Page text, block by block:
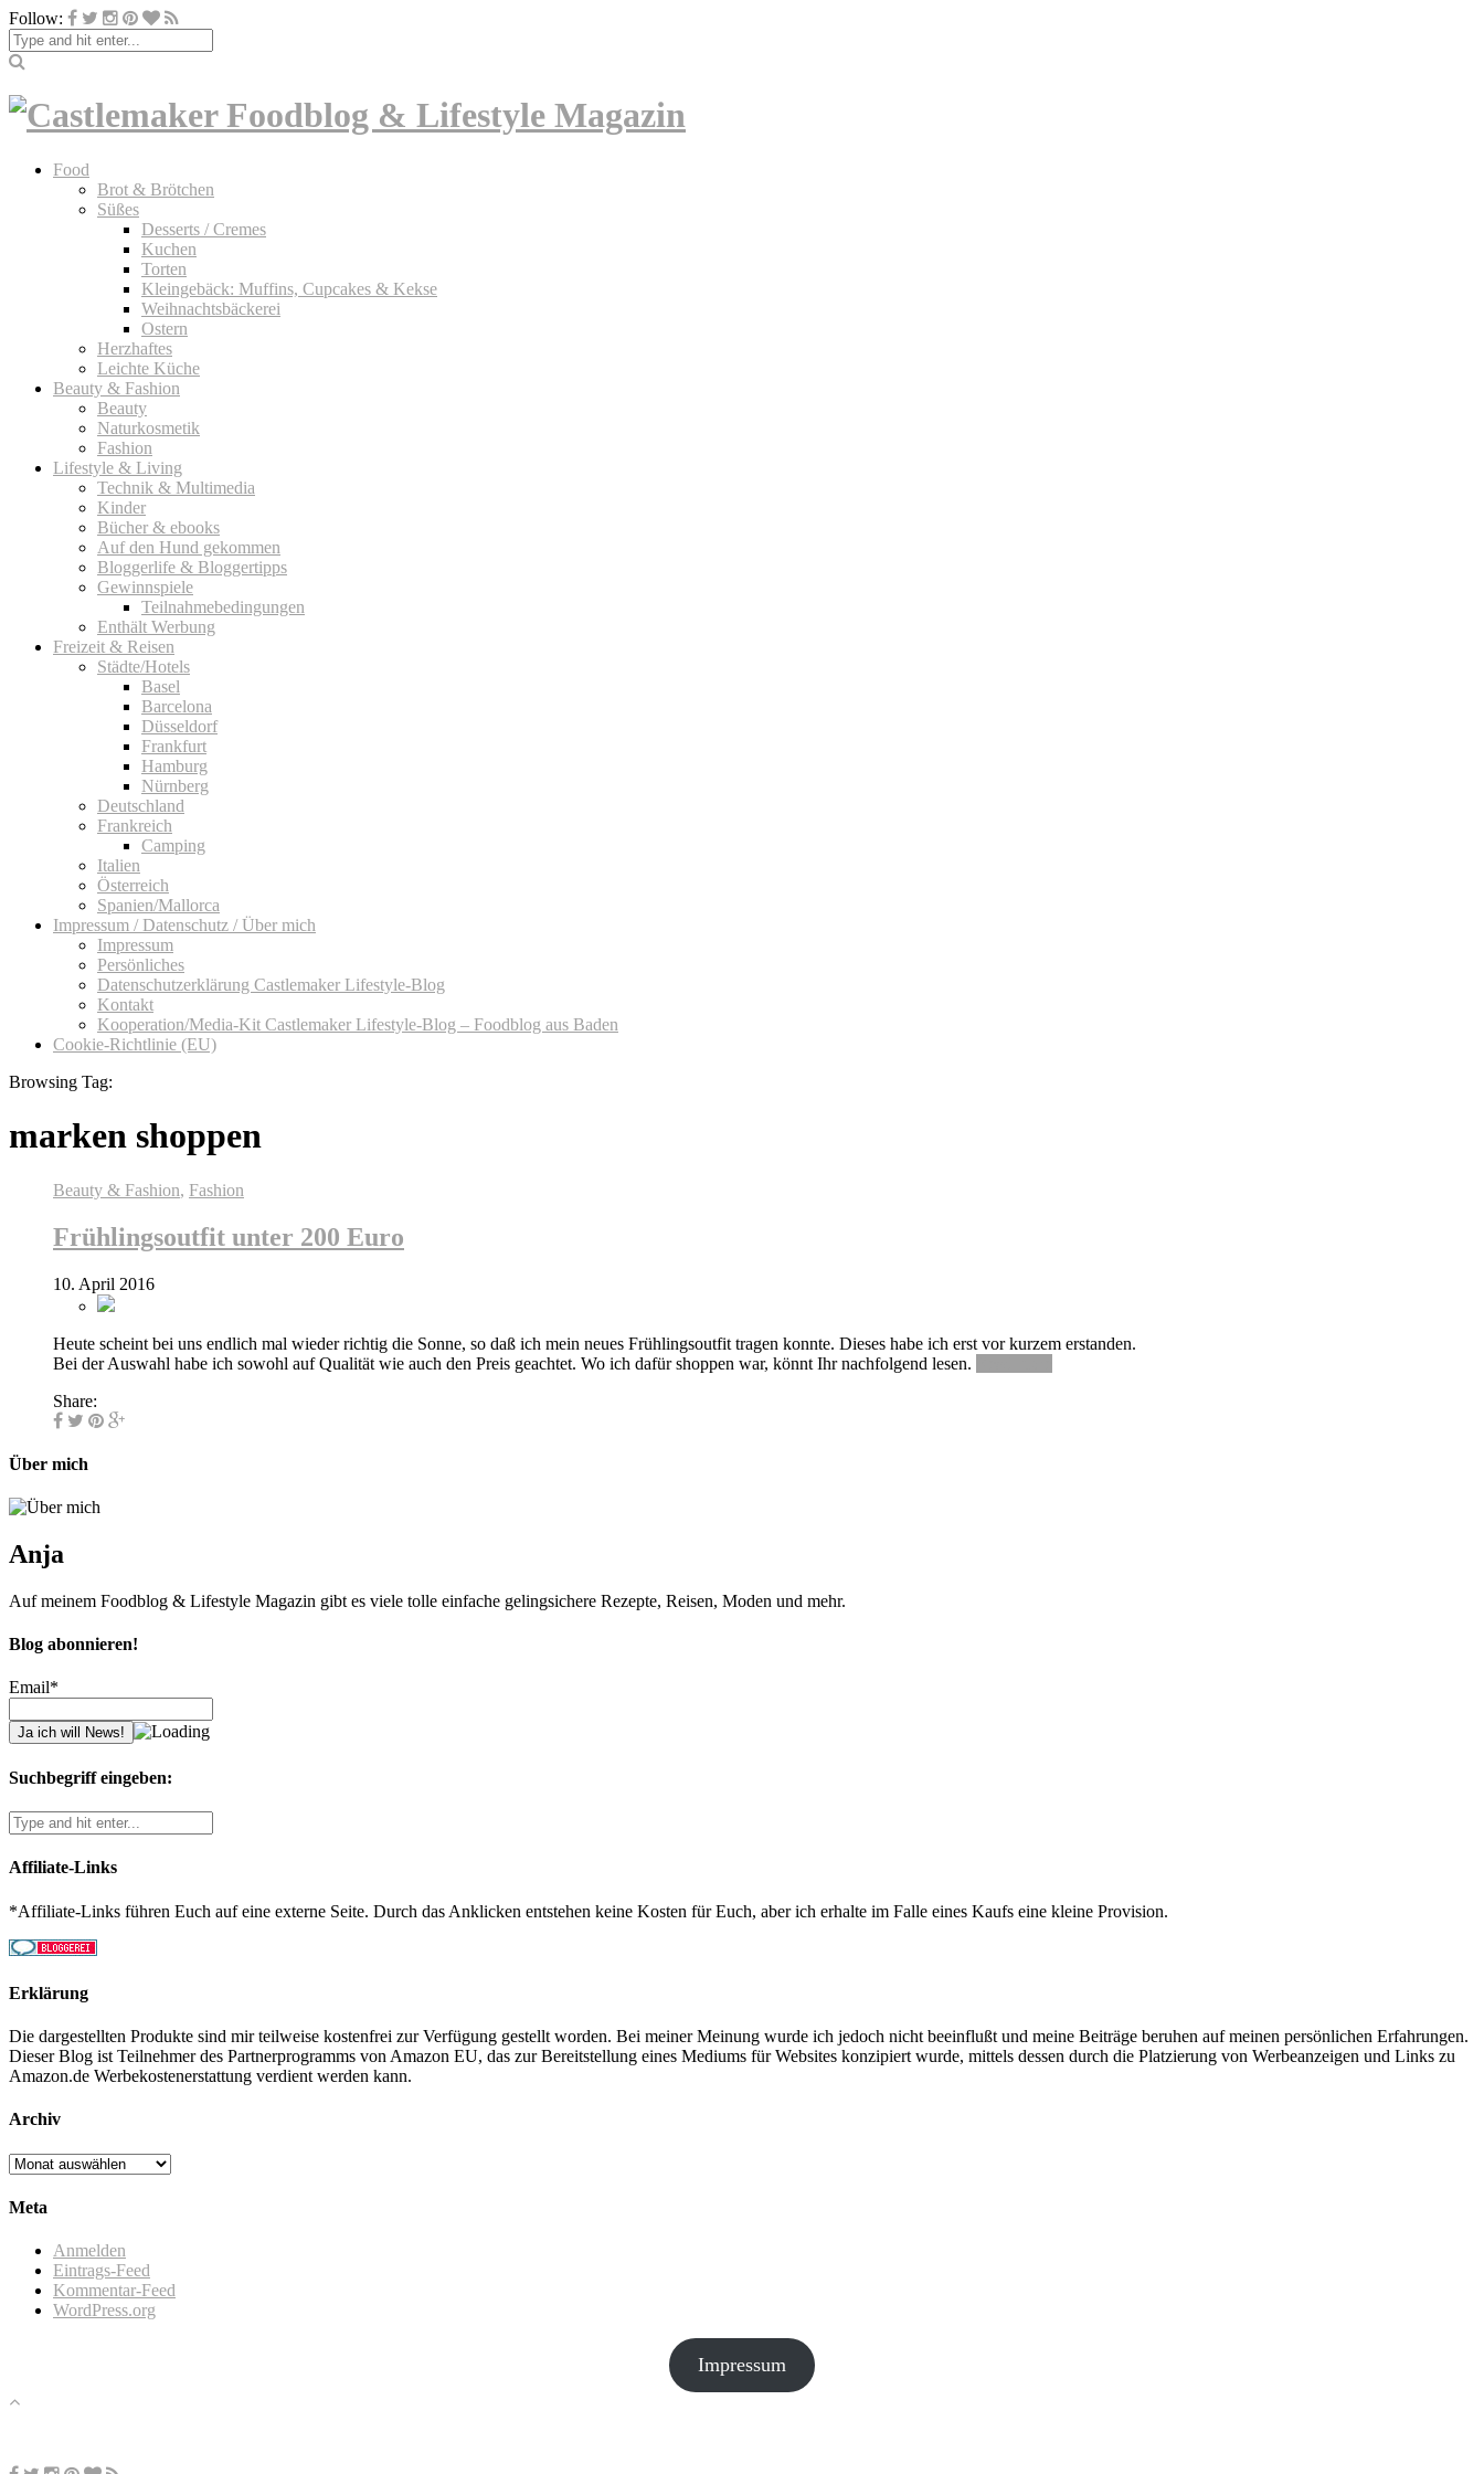
Follow:
Food
Brot & Brötchen
Süßes
Desserts / Cremes
Kuchen
Torten
Kleingebäck: Muffins, Cupcakes & Kekse
Weihnachtsbäckerei
Ostern
Herzhaftes
Leichte Küche
Beauty & Fashion
Beauty
Naturkosmetik
Fashion
Lifestyle & Living
Technik & Multimedia
Kinder
Bücher & ebooks
Auf den Hund gekommen
Bloggerlife & Bloggertipps
Gewinnspiele
Teilnahmebedingungen
Enthält Werbung
Freizeit & Reisen
Städte/Hotels
Basel
Barcelona
Düsseldorf
Frankfurt
Hamburg
Nürnberg
Deutschland
Frankreich
Camping
Italien
Österreich
Spanien/Mallorca
Impressum / Datenschutz / Über mich
Impressum
Persönliches
Datenschutzerklärung Castlemaker Lifestyle-Blog
Kontakt
Kooperation/Media-Kit Castlemaker Lifestyle-Blog – Foodblog aus Baden
Cookie-Richtlinie (EU)
Browsing Tag:
marken shoppen
Beauty & Fashion, Fashion
Frühlingsoutfit unter 200 Euro
10. April 2016
Heute scheint bei uns endlich mal wieder richtig die Sonne, so daß ich mein neues Frühlingsoutfit tragen konnte. Dieses habe ich erst vor kurzem erstanden.
Bei der Auswahl habe ich sowohl auf Qualität wie auch den Preis geachtet. Wo ich dafür shoppen war, könnt Ihr nachfolgend lesen.
Share:
Über mich
Anja
Auf meinem Foodblog & Lifestyle Magazin gibt es viele tolle einfache gelingsichere Rezepte, Reisen, Moden und mehr.
Blog abonnieren!
Email*
Suchbegriff eingeben:
Affiliate-Links
*Affiliate-Links führen Euch auf eine externe Seite. Durch das Anklicken entstehen keine Kosten für Euch, aber ich erhalte im Falle eines Kaufs eine kleine Provision.
Erklärung
Die dargestellten Produkte sind mir teilweise kostenfrei zur Verfügung gestellt worden. Bei meiner Meinung wurde ich jedoch nicht beeinflußt und meine Beiträge beruhen auf meinen persönlichen Erfahrungen.
Dieser Blog ist Teilnehmer des Partnerprogramms von Amazon EU, das zur Bereitstellung eines Mediums für Websites konzipiert wurde, mittels dessen durch die Platzierung von Werbeanzeigen und Links zu
Amazon.de Werbekostenerstattung verdient werden kann.
Archiv
Archiv
Meta
Anmelden
Eintrags-Feed
Kommentar-Feed
WordPress.org
Impressum